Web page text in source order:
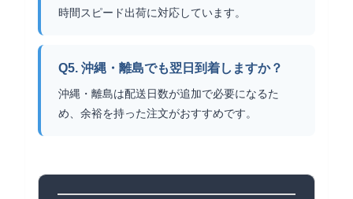
時間スピード出荷に対応しています。
Q5. 沖縄・離島でも翌日到着しますか？
沖縄・離島は配送日数が追加で必要になるた
め、余裕を持った注文がおすすめです。